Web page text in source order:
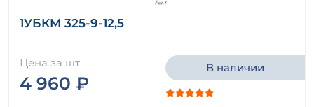
1УБКМ 325-9-12,5
Цена за шт.
4 960 ₽
В наличии